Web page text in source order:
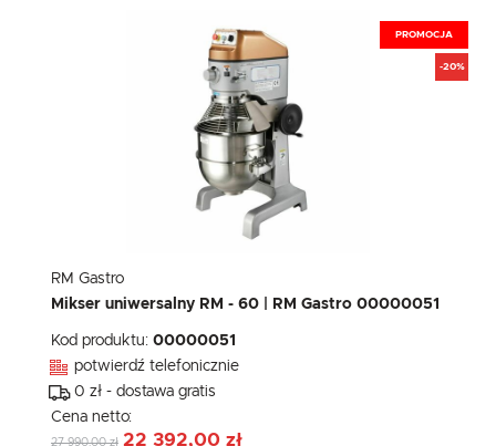
PROMOCJA
-20%
RM Gastro
Mikser uniwersalny RM - 60 | RM Gastro 00000051
Kod produktu: 00000051
potwierdź telefonicznie
0 zł - dostawa gratis
Cena netto:
27 990,00 zł 22 392,00 zł